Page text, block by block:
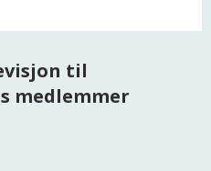
til
medlemmer